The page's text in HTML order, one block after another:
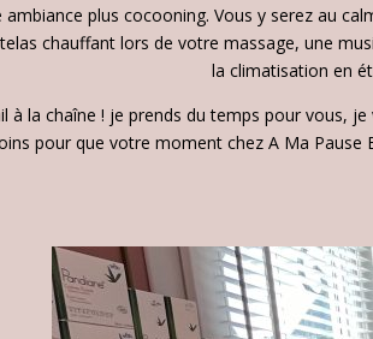
ambiance plus cocooning. Vous y serez au
chauffant lors de votre massage, une
la climatisation en
à la chaîne ! je prends du temps pour vous,
pour que votre moment chez A Ma Pause